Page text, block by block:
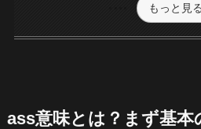
もっと見る
ass意味とは？まず基本